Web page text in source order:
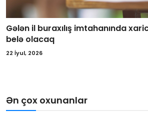
Gələn il buraxılış imtahanında
belə olacaq
22 İyul, 2026
Ən çox oxunanlar